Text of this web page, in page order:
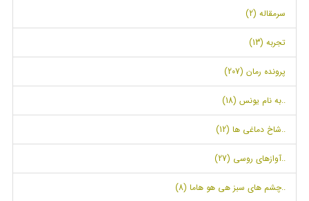
سرمقاله (2)
تجربه (13)
پرونده رمان (207)
..به نام یونس (18)
..شاخ دماغی ها (12)
..آوازهای روسی (27)
..چشم های سبز هی هو هاما (8)